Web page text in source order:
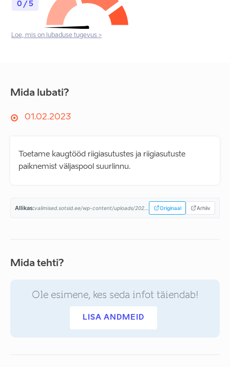
0 / 5
Loe, mis on lubaduse tugevus >
Mida lubati?
01.02.2023
Toetame kaugtööd riigiasutustes ja riigiasutuste
paiknemist väljaspool suurlinnu.
Allikas: Originaal Arhiiv
Mida tehti?
Ole esimene, kes seda infot täiendab!
LISA ANDMEID